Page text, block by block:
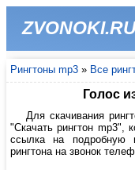
Рингтоны mp3 » Все
Голос
Для скачивания
"Скачать рингтон mp3",
ссылка на подробную
рингтона на звонок